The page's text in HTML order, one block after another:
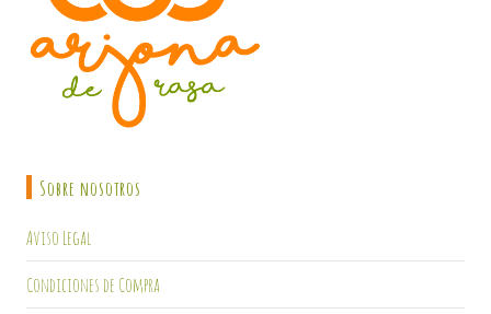
Sobre nosotros
Aviso Legal
Condiciones de Compra